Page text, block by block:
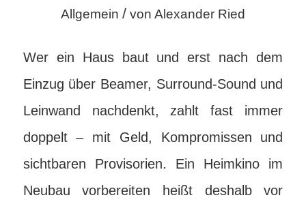
Allgemein / von Alexander Ried
Wer ein Haus baut und erst nach dem
Einzug über Beamer, Surround-Sound und
Leinwand nachdenkt, zahlt fast immer
doppelt – mit Geld, Kompromissen und
sichtbaren Provisorien. Ein Heimkino im
Neubau vorbereiten heißt deshalb vor